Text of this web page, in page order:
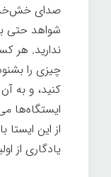
صدای خش‌خش
شواهد حتی
ندارید. هر
چیزی را
کنید، و به
از این ایستا
یادگاری از